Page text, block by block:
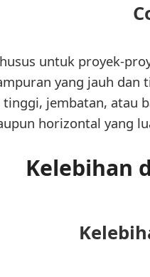
untuk proyek-
yang jauh
jembatan, atau
horizontal yang
Kelebihan